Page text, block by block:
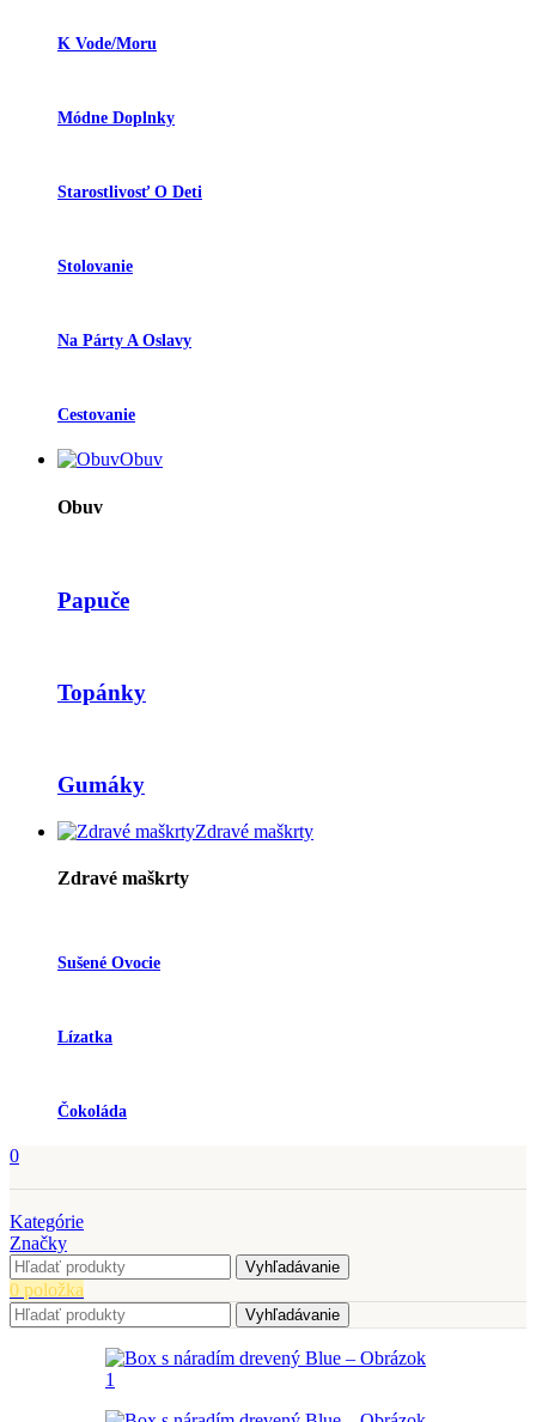
K Vode/moru
Módne Doplnky
Starostlivosť O Deti
Stolovanie
Na Párty A Oslavy
Cestovanie
Obuv
Obuv
Papuče
Topánky
Gumáky
Zdravé maškrty
Zdravé maškrty
Sušené Ovocie
Lízatka
Čokoláda
0
Kategórie
Značky
Vyhľadávanie
0 položka
Vyhľadávanie